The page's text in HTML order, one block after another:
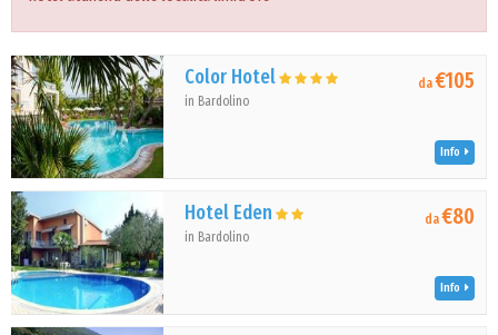
Color Hotel
in Bardolino
da€105
Info
Hotel Eden
in Bardolino
da€80
Info